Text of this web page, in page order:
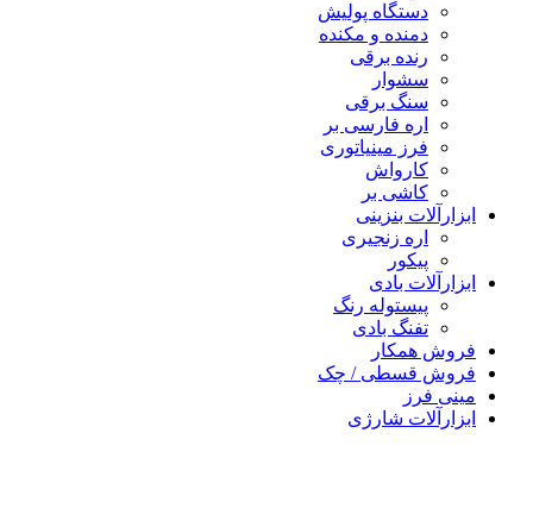
دستگاه پولیش
دمنده و مکنده
رنده برقی
سنگ برقی
اره فارسی بر
فرز مینیاتوری
کاشی بر
بنزینی
اره زنجیری
بادی
پیستوله رنگ
تفنگ بادی
همکار
قسطی / چک
فرز
شارژی